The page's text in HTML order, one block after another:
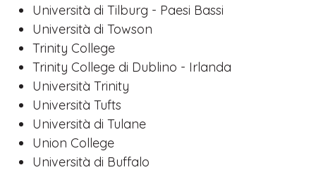
Università di Tilburg - Paesi Bassi
Università di Towson
Trinity College
Trinity College di Dublino - Irlanda
Università Trinity
Università Tufts
Università di Tulane
Union College
Università di Buffalo